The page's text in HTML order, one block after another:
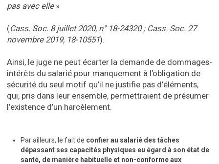
pas avec elle»
(Cass. Soc. 8 juillet 2020, n° 18-24320 ; Cass. Soc. 27
novembre 2019, 18-10551).
Ainsi, le juge ne peut écarter la demande de dommages-
intérêts du salarié pour manquement à l’obligation de
sécurité du seul motif qu’il ne justifie pas d’éléments,
qui, pris dans leur ensemble, permettraient de présumer
l’existence d’un harcèlement.
Par ailleurs, le fait de confier au salarié des tâches
dépassant ses capacités physiques eu égard à son état de
santé, de manière habituelle et non-conforme aux